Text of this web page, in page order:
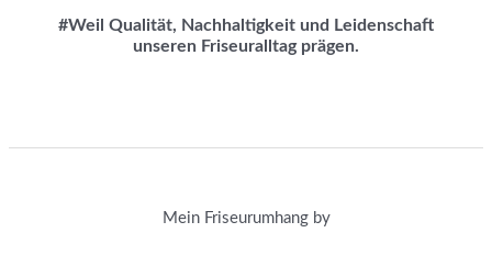
#Weil Qualität, Nachhaltigkeit und Leidenschaft
unseren Friseuralltag prägen.
Mein Friseurumhang by